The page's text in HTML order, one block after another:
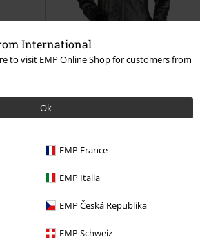
International
to visit EMP Online Shop for customers from
Ok
EMP France
EMP Italia
EMP Česká Republika
EMP Schweiz
Téměř vyprodáno 100% kuže
Kč 7.059,00
bunda